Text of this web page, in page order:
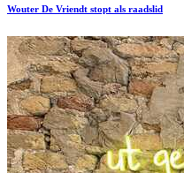
Wouter De Vriendt stopt als raadslid